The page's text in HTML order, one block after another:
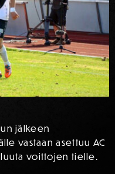
jälkeen
vastaan asettuu AC
voittojen tielle.